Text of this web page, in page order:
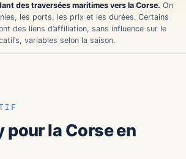
des traversées maritimes vers la Corse. On
les ports, les prix et les durées. Certains
des liens d’affiliation, sans influence sur le
variables selon la saison.
pour la Corse en